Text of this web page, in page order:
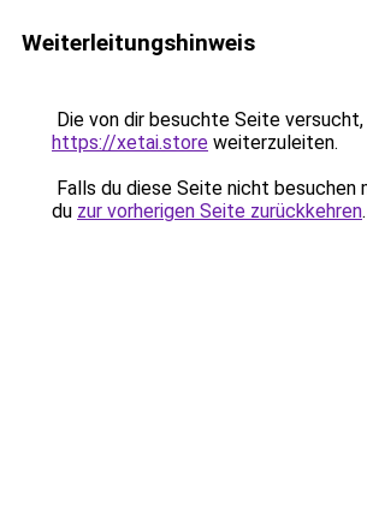
Weiterleitungshinweis
Die von dir besuchte Seite versucht,
https://xetai.store weiterzuleiten.
Falls du diese Seite nicht besuchen
du zur vorherigen Seite zurückkehren.